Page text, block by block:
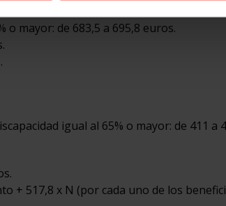
o mayor: de 683,5 a 695,8 euros.
igual al 65% o mayor: de 411 a
+ 517,8 x N (por cada uno de los